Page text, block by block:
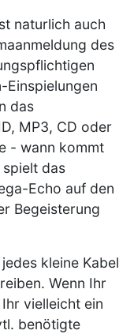
naturlich auch
des
Einspielungen
das
MP3, CD oder
- wann kommt
das
Echo auf den
Begeisterung
kleine Kabel
Wenn Ihr
vielleicht ein
benötigte